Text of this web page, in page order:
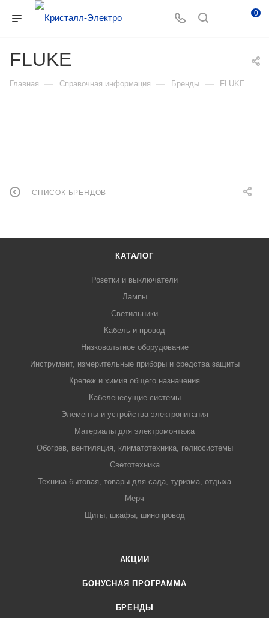
0
FLUKE
Главная — Справочная информация — Бренды — FLUKE
СПИСОК БРЕНДОВ
КАТАЛОГ
Розетки и выключатели
Лампы
Светильники
Кабель и провод
Низковольтное оборудование
Инструмент, измерительные приборы и средства защиты
Крепеж и химия общего назначения
Кабеленесущие системы
Элементы и устройства электропитания
Материалы для электромонтажа
Обогрев, вентиляция, климатотехника, гелиосистемы
Светотехника
Техника бытовая, товары для сада, туризма, отдыха
Мерч
Щиты, шкафы, шинопровод
АКЦИИ
БОНУСНАЯ ПРОГРАММА
БРЕНДЫ